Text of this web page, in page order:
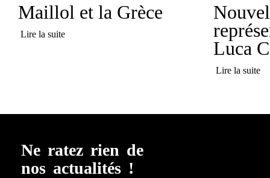
Maillol et la Grèce
Lire la suite
Luca
Lire la suite
Ne ratez rien de
nos actualités !